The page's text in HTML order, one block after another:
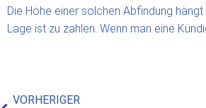
Die Höhe einer solchen Abfindung
Lage ist zu zahlen. Wenn man eine
VORHERIGER